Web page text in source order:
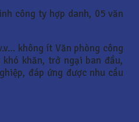
công ty hợp danh, 05 văn
không ít Văn phòng công
khăn, trở ngại ban đầu,
đáp ứng được nhu cầu